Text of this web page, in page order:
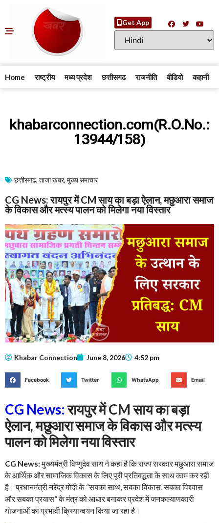
Get App
Home राष्ट्रीय मध्य प्रदेश छत्तीसगढ राजनीति वीडियो कहानी
khabarconnection.com(R.O.No.:
13944/158)
छत्तीसगढ, ताजा खबर, मुख्य समाचार​
CG News: रायपुर में CM साय का बड़ा ऐलान, मछुआरा समाज
के विकास और मत्स्य पालन को मिलेगा नया विस्तार
Khabar Connection June 8, 2026 4:52 pm
Facebook Twitter WhatsApp Email
CG News:रायपुर में CM साय का बड़ा
ऐलान, मछुआरा समाज के विकास और मत्स्य
पालन को मिलेगा नया विस्तार
CG News:मुख्यमंत्री विष्णुदेव साय ने कहा है कि राज्य सरकार मछुआरा समाज
के आर्थिक और सामाजिक विकास के लिए पूरी प्रतिबद्धता के साथ काम कर रही
है। प्रधानमंत्री नरेंद्र मोदी के “सबका साथ, सबका विकास, सबका विश्वास
और सबका प्रयास” के मंत्र को आधार बनाकर प्रदेश में जनकल्याणकारी
योजनाओं का प्रभावी क्रियान्वयन किया जा रहा है।